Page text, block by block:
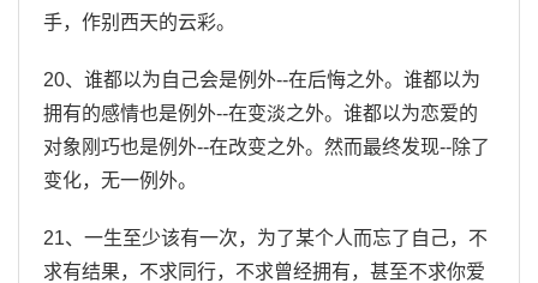
手，作别西天的云彩。
20、谁都以为自己会是例外--在后悔之外。谁都以为
拥有的感情也是例外--在变淡之外。谁都以为恋爱的
对象刚巧也是例外--在改变之外。然而最终发现--除了
变化，无一例外。
21、一生至少该有一次，为了某个人而忘了自己，不
求有结果，不求同行，不求曾经拥有，甚至不求你爱